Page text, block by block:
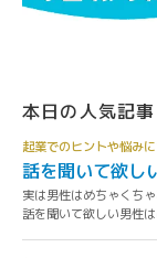
本日の人気記事